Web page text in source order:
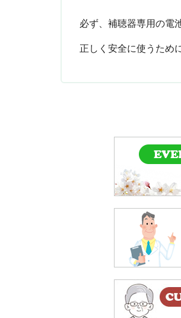
必ず、補聴器専用の電
正しく安全に使うため